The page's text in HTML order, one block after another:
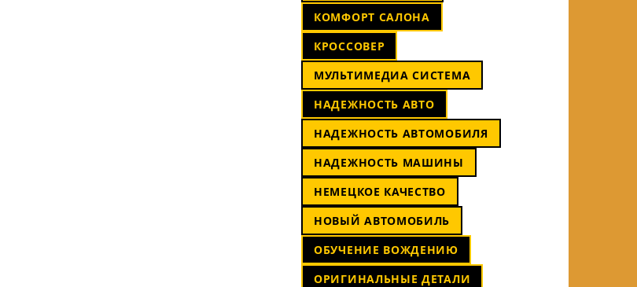
КОМФОРТ САЛОНА
КРОССОВЕР
МУЛЬТИМЕДИА СИСТЕМА
НАДЕЖНОСТЬ АВТО
НАДЕЖНОСТЬ АВТОМОБИЛЯ
НАДЕЖНОСТЬ МАШИНЫ
НЕМЕЦКОЕ КАЧЕСТВО
НОВЫЙ АВТОМОБИЛЬ
ОБУЧЕНИЕ ВОЖДЕНИЮ
ОРИГИНАЛЬНЫЕ ДЕТАЛИ